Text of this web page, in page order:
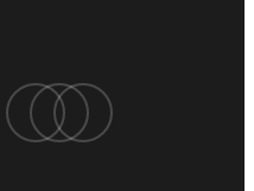
linkedinyoutubeinstagram